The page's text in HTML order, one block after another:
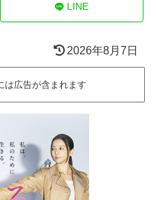
LINE
2026年8月7日
広告が含まれます